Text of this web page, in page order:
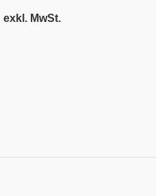
exkl. MwSt.